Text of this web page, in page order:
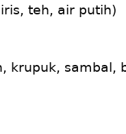
teh, air putih)
krupuk, sambal,